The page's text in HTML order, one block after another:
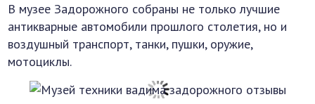
В музее Задорожного собраны не только лучшие
антикварные автомобили прошлого столетия, но и
воздушный транспорт, танки, пушки, оружие,
мотоциклы.